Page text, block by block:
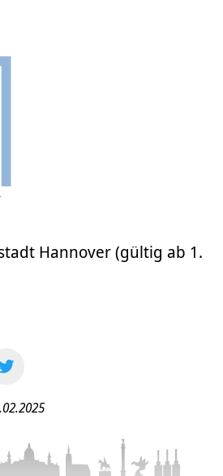
Hannover (gültig ab 1.